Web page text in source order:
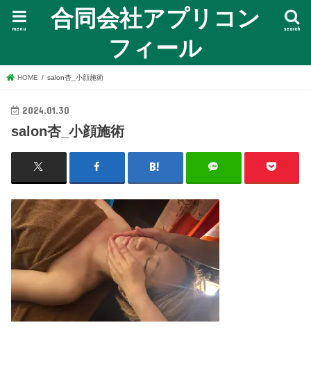
合同会社アプリコン
フィール
search
menu
HOME salon杏_小顔施術
2024.01.30
salon杏_小顔施術